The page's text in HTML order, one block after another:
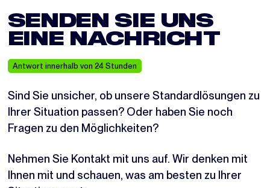
SENDEN SIE UNS
EINE NACHRICHT
Antwort innerhalb von 24 Stunden
Sind Sie unsicher, ob unsere Standardlösungen zu
Ihrer Situation passen? Oder haben Sie noch
Fragen zu den Möglichkeiten?
Nehmen Sie Kontakt mit uns auf. Wir denken mit
Ihnen mit und schauen, was am besten zu Ihrer